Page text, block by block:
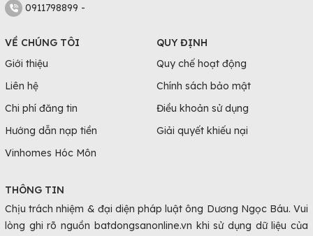
0911798899 -
VỀ CHÚNG TÔI
Giới thiệu
Liên hệ
Chi phí đăng tin
Hướng dẫn nạp tiền
Vinhomes Hóc Môn
QUY ĐỊNH
Quy chế hoạt động
Chính sách bảo mật
Điều khoản sử dụng
Giải quyết khiếu nại
THÔNG TIN
Chịu trách nhiệm & đại diện pháp luật ông Dương Ngọc Báu. Vui
lòng ghi rõ nguồn batdongsanonline.vn khi sử dụng dữ liệu của